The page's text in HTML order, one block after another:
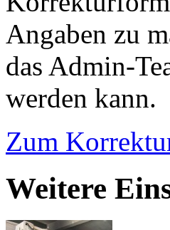
Angaben zu
das Admin-
werden kann.
Zum
Weitere